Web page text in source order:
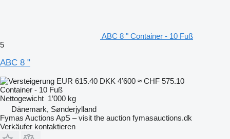
ABC 8 " Container - 10 Fuß
5
ABC 8 "
EUR 615.40 DKK 4’600 ≈ CHF 575.10
Container - 10 Fuß
Nettogewicht 1’000 kg
Dänemark, Sønderjylland
Fymas Auctions ApS – visit the auction fymasauctions.dk
Verkäufer kontaktieren